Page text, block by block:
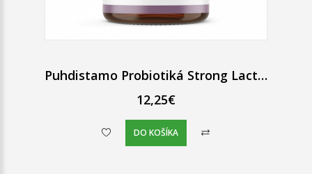
Puhdistamo Probiotiká Strong Lactic Acid Bacteria 12 mld.
12,25€
DO KOŠÍKA